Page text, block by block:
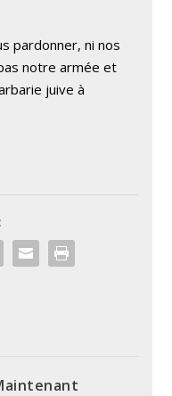
pardonner, ni nos
notre armée et
juive à